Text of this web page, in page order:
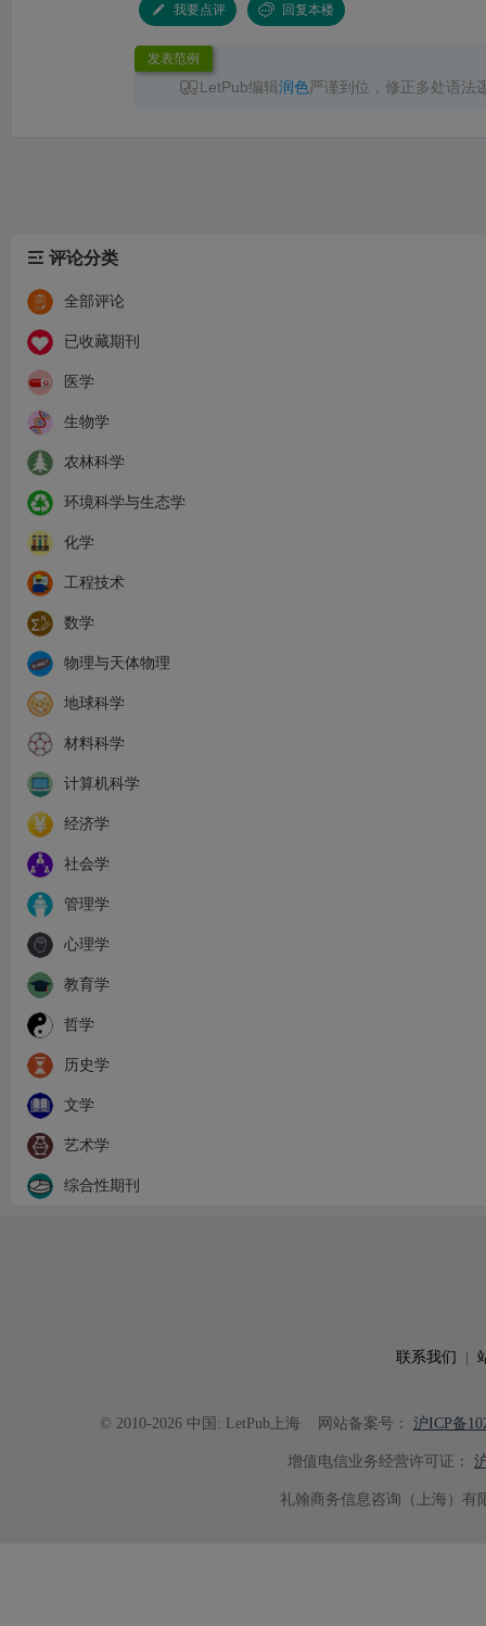
我要点评 回复本楼
发表范例
LetPub编辑润色严谨到位，修正多处语法
评论分类
全部评论
已收藏期刊
医学
生物学
农林科学
环境科学与生态学
化学
工程技术
数学
物理与天体物理
地球科学
材料科学
计算机科学
经济学
社会学
管理学
心理学
教育学
哲学
历史学
文学
艺术学
综合性期刊
联系我们 |
© 2010-2026 中国: LetPub上海 网站备案号： 沪ICP备
增值电信业务经营许可证：
礼翰商务信息咨询（上海）